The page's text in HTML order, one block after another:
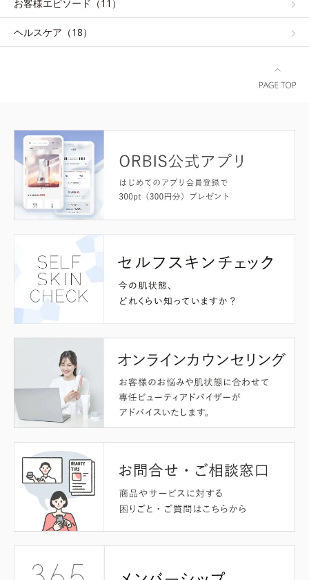
お客様エピソード（11）
ヘルスケア（18）